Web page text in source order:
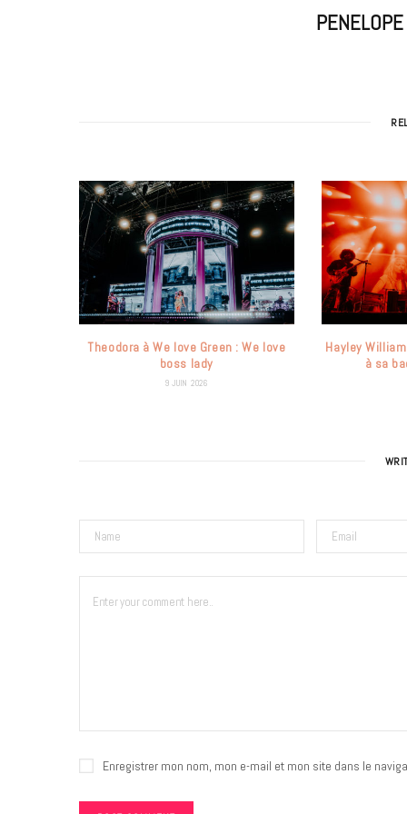
Theodora à We love Green : We love
boss lady
9 JUIN 2026
Hayley
à sa
Enregistrer mon nom, mon e-mail et mon site dans le